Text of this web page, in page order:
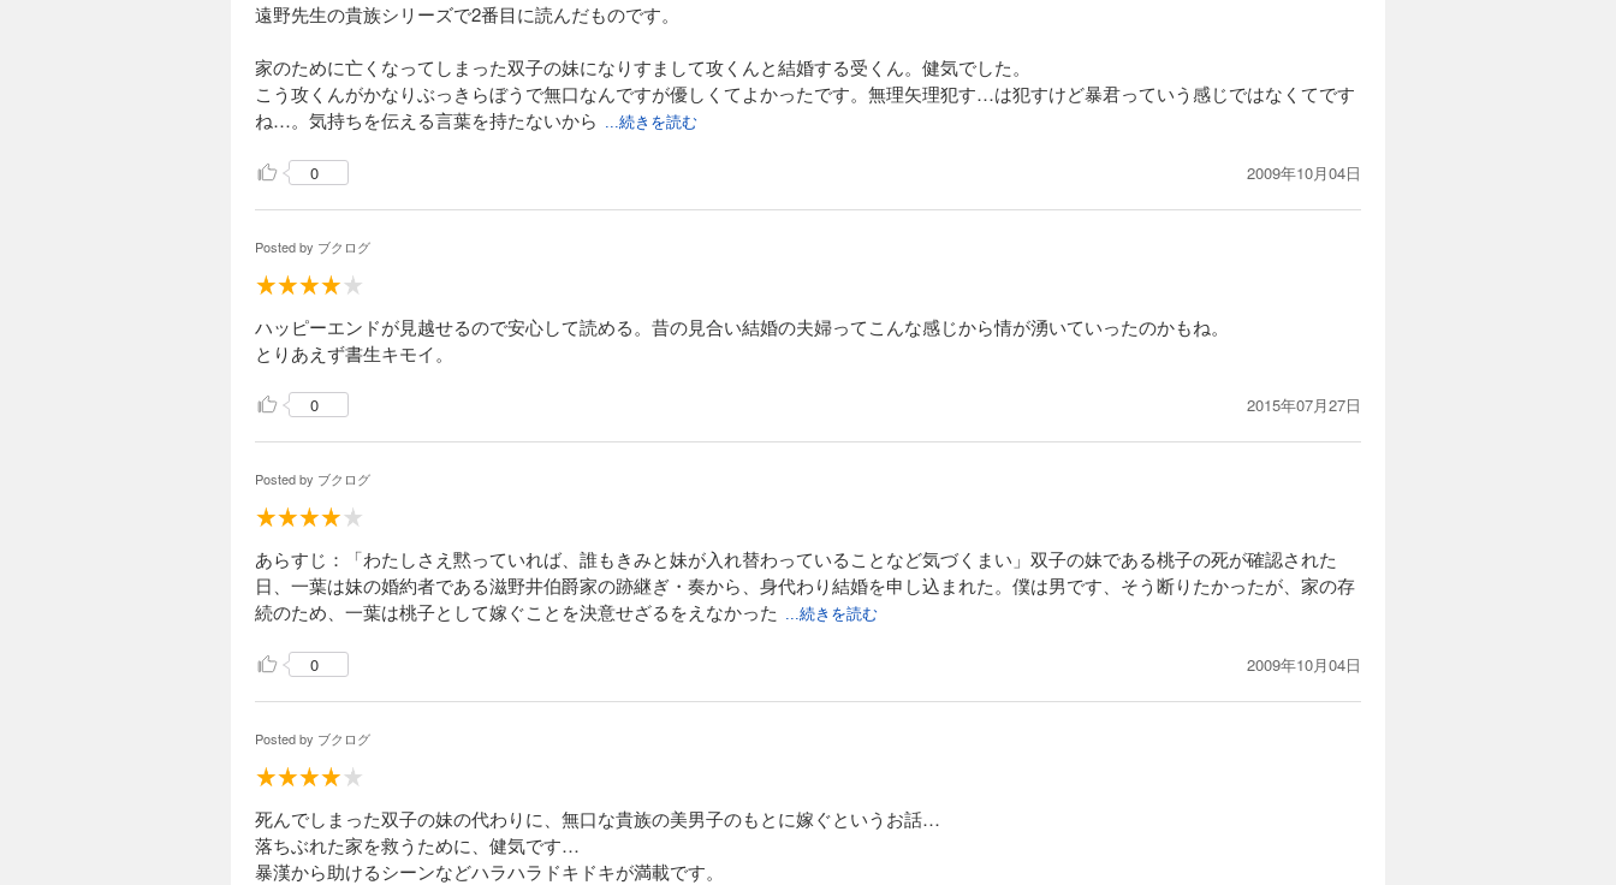
遠野先生の貴族シリーズで2番目に読んだものです。
家のために亡くなってしまった双子の妹になりすまして攻くんと結婚する受くん。健気でした。
こう攻くんがかなりぶっきらぼうで無口なんですが優しくてよかったです。無理矢理犯す…は犯すけど暴君っていう感じではなくてです
ね…。気持ちを伝える言葉を持たないから ...続きを読む
0 2009年10月04日
Posted by ブクログ
ハッピーエンドが見越せるので安心して読める。昔の見合い結婚の夫婦ってこんな感じから情が湧いていったのかもね。
とりあえず書生キモイ。
0 2015年07月27日
Posted by ブクログ
あらすじ：「わたしさえ黙っていれば、誰もきみと妹が入れ替わっていることなど気づくまい」双子の妹である桃子の死が確認された
日、一葉は妹の婚約者である滋野井伯爵家の跡継ぎ・奏から、身代わり結婚を申し込まれた。僕は男です、そう断りたかったが、家の存
続のため、一葉は桃子として嫁ぐことを決意せざるをえなかった ...続きを読む
0 2009年10月04日
Posted by ブクログ
死んでしまった双子の妹の代わりに、無口な貴族の美男子のもとに嫁ぐというお話…
落ちぶれた家を救うために、健気です…
暴漢から助けるシーンなどハラハラドキドキが満載です。